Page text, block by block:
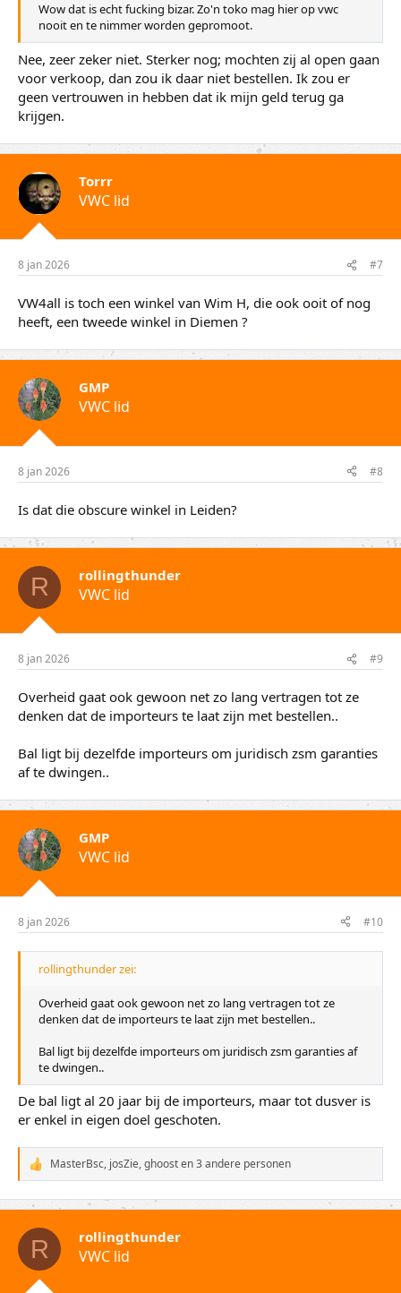
Wow dat is echt fucking bizar. Zo'n toko mag hier op vwc
nooit en te nimmer worden gepromoot.
Nee, zeer zeker niet. Sterker nog; mochten zij al open gaan
voor verkoop, dan zou ik daar niet bestellen. Ik zou er
geen vertrouwen in hebben dat ik mijn geld terug ga
krijgen.
Torrr
VWC lid
8 jan 2026 #7
VW4all is toch een winkel van Wim H, die ook ooit of nog
heeft, een tweede winkel in Diemen ?
GMP
VWC lid
8 jan 2026 #8
Is dat die obscure winkel in Leiden?
R rollingthunder
VWC lid
8 jan 2026 #9
Overheid gaat ook gewoon net zo lang vertragen tot ze
denken dat de importeurs te laat zijn met bestellen..
Bal ligt bij dezelfde importeurs om juridisch zsm garanties
af te dwingen..
GMP
VWC lid
8 jan 2026 #10
rollingthunder zei:
Overheid gaat ook gewoon net zo lang vertragen tot ze
denken dat de importeurs te laat zijn met bestellen..
Bal ligt bij dezelfde importeurs om juridisch zsm garanties af
te dwingen..
De bal ligt al 20 jaar bij de importeurs, maar tot dusver is
er enkel in eigen doel geschoten.
W
a
a
r
d
e
i
n
MasterBsc, josZie,ghoosten 3 andere personen
R rollingthunder
VWC lid